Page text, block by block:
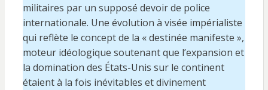
militaires par un supposé devoir de police
internationale. Une évolution à visée impérialiste
qui reflète le concept de la « destinée manifeste »,
moteur idéologique soutenant que l’expansion et
la domination des États-Unis sur le continent
étaient à la fois inévitables et divinement